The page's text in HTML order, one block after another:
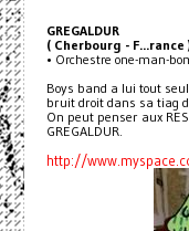
GREGALDUR
( Cherbourg - F...rance
• Orchestre one-man-
Boys band a lui tout
bruit droit dans sa tiag
On peut penser aux
GREGALDUR.
http://